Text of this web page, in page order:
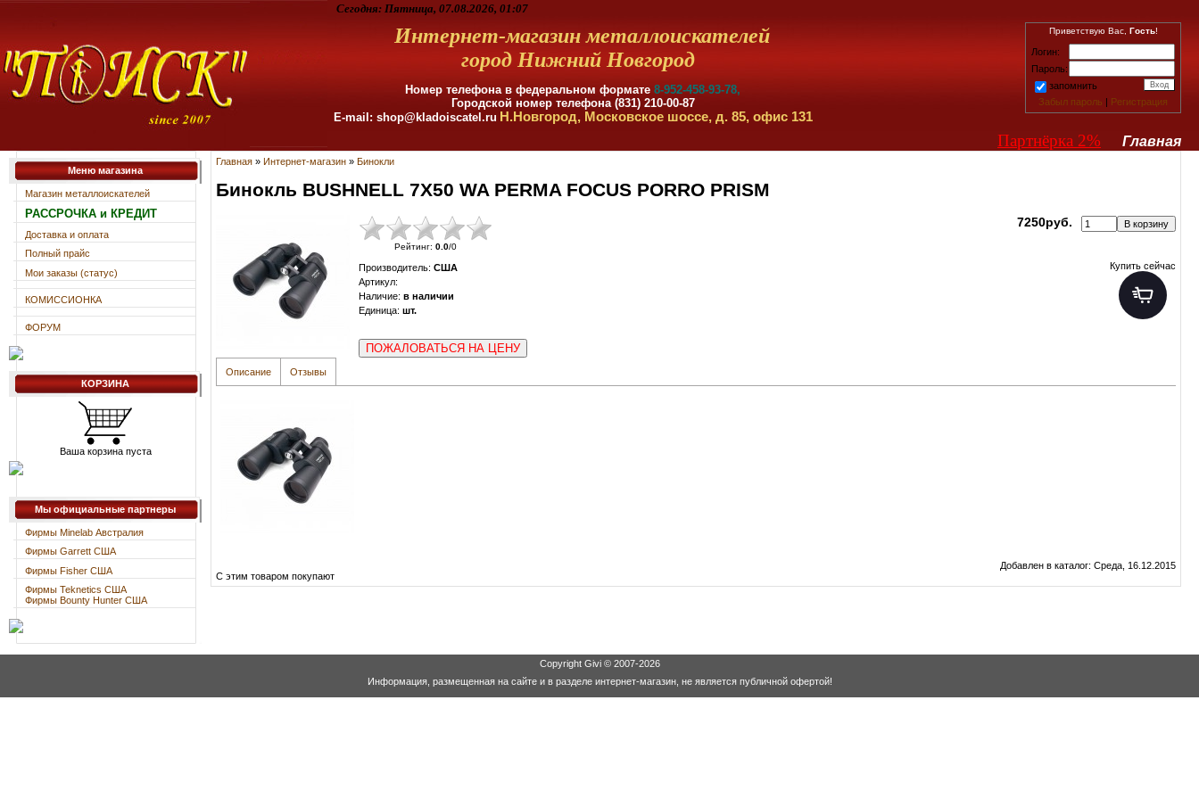
Сегодня: Пятница, 07.08.2026, 01:07
Интернет-магазин металлоискателей
город Нижний Новгород
Номер телефона в федеральном формате 8-952-458-93-78,
Городской номер телефона (831) 210-00-87
E-mail: shop@kladoiscatel.ru Н.Новгород, Московское шоссе, д. 85, офис 131
Приветствую Вас, Гость!
Логин:
Пароль:
запомнить
Забыл пароль | Регистрация
Партнёрка 2% Главная
Меню магазина
Магазин металлоискателей
РАССРОЧКА и КРЕДИТ
Доставка и оплата
Полный прайс
Мои заказы (статус)
КОМИССИОНКА
ФОРУМ
КОРЗИНА
Ваша корзина пуста
Мы официальные партнеры
Фирмы Minelab Австралия
Фирмы Garrett США
Фирмы Fisher США
Фирмы Teknetics США
Фирмы Bounty Hunter США
Главная » Интернет-магазин » Бинокли
Бинокль BUSHNELL 7X50 WA PERMA FOCUS PORRO PRISM
Рейтинг: 0.0/0
7250руб.
Производитель: США
Артикул:
Наличие: в наличии
Единица: шт.
ПОЖАЛОВАТЬСЯ НА ЦЕНУ
Купить сейчас
Описание Отзывы
Добавлен в каталог: Среда, 16.12.2015
С этим товаром покупают
Copyright Givi© 2007-2026
Информация, размещенная на сайте и в разделе интернет-магазин, не является публичной офертой!